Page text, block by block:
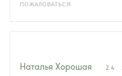
ПОЖАЛОВАТЬСЯ
Наталья Хорошая 24